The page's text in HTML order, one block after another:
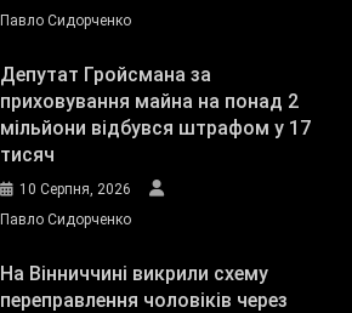
Павло Сидорченко
Депутат Гройсмана за
приховування майна на понад 2
мільйони відбувся штрафом у 17
тисяч
10 Серпня, 2026
Павло Сидорченко
На Вінниччині викрили схему
переправлення чоловіків через